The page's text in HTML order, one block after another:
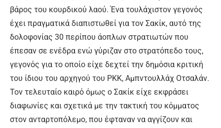
βάρος του κουρδικού λαού. Ένα τουλάχιστον γεγονός
έχει πραγματικά διαπιστωθεί για τον Σακίκ, αυτό της
δολοφονίας 30 περίπου άοπλων στρατιωτών που
έπεσαν σε ενέδρα ενώ γύριζαν στο στρατόπεδο τους,
γεγονός για το οποίο είχε δεχτεί την δημόσια κριτική
του ίδιου του αρχηγού του ΡΚΚ, Αμπντουλλάχ Οτσαλάν.
Τον τελευταίο καιρό όμως ο Σακίκ είχε εκφράσει
διαφωνίες και σχετικά με την τακτική του κόμματος
στον ανταρτοπόλεμο, που έφταναν να αγγίζουν και